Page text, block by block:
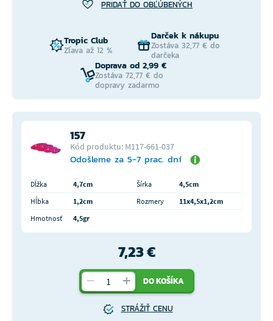
PRIDAŤ DO OBĽÚBENÝCH
Tropic Club
Zľava až 12 %
Darček k nákupu
Zostáva 32,77 € do
darčeka
Doprava od 2,99 €
Zostáva 72,77 € do
dopravy zadarmo
157
Kód produktu: M117-661-037
Odošleme za 5-7 prac. dní
Dĺžka 4,7cm Šírka
4,5cm
Hĺbka
1,2cm Rozmery
11x4,5x1,2cm
Hmotnosť
4,5gr
7,23 €
DO KOŠÍKA
STRÁŽIŤ CENU